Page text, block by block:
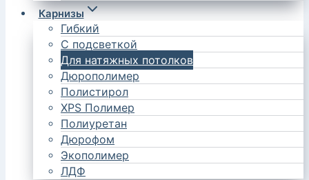
Карнизы
Гибкий
С подсветкой
Для натяжных потолков
Дюрополимер
Полистирол
XPS Полимер
Полиуретан
Дюрофом
Экополимер
ЛДФ